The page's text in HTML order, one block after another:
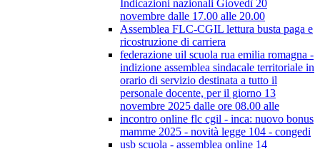
Indicazioni nazionali Giovedì 20
novembre dalle 17.00 alle 20.00
Assemblea FLC-CGIL lettura busta paga e
ricostruzione di carriera
federazione uil scuola rua emilia romagna -
indizione assemblea sindacale territoriale in
orario di servizio destinata a tutto il
personale docente, per il giorno 13
novembre 2025 dalle ore 08.00 alle
incontro online flc cgil - inca: nuovo bonus
mamme 2025 - novità legge 104 - congedi
usb scuola - assemblea online 14